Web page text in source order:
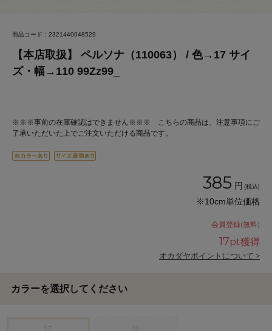
商品コード：2321440048529
【本店取扱】 ペルソナ（110063） / 色→17 サイ
ズ・幅→110 99Zz99_
※※※事前の在庫確認はできません※※※ こちらの商品は、注意事項にご
了承いただいた上でご注文いただける商品です。
385 円 (税込)
※10cm単位価格
会員登録(無料)
17pt獲得
オカダヤポイントについて >
カラーを選択してください